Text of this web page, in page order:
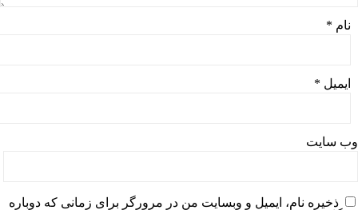
نام *
ایمیل *
وب‌ سایت
ذخیره نام، ایمیل و وبسایت من در مرورگر برای زمانی که دوباره